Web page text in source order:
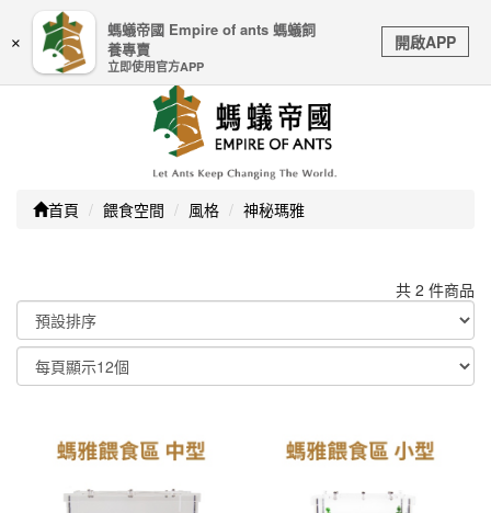
嚴防詐騙｜本公司不會透過任何名義要求核對購物資訊、
銀行帳戶或信用卡等個人資訊，如接到請立即掛斷或撥打
Toggle
navigation
首頁 餵食空間 風格 神秘瑪雅
共 2 件商品
×
螞蟻帝國 Empire of ants 螞蟻飼
養專賣
立即使用官方APP
開啟APP